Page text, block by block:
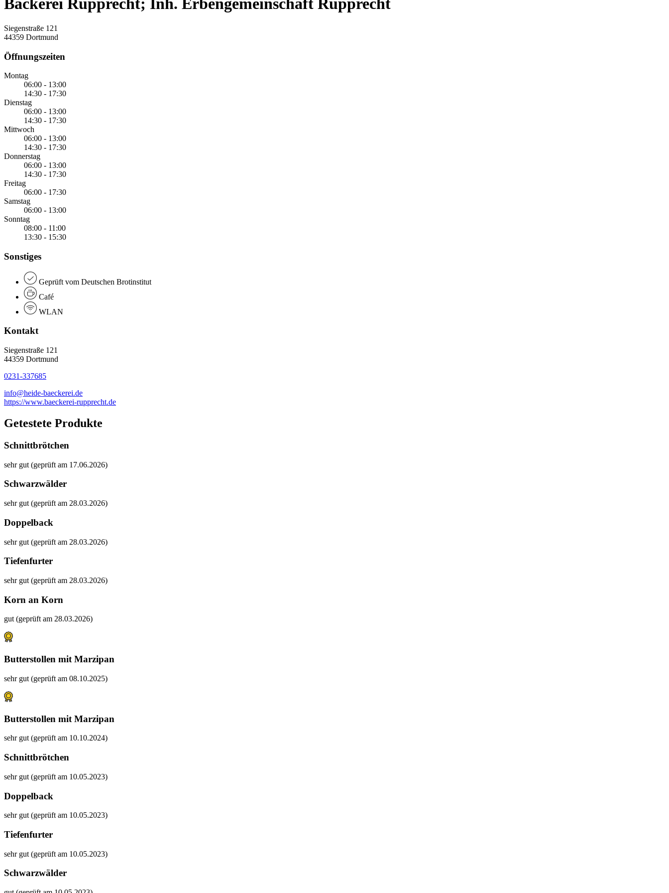
Bäckerei Rupprecht; Inh. Erbengemeinschaft Rupprecht
Siegenstraße 121
44359 Dortmund
Öffnungszeiten
Montag
06:00 - 13:00
14:30 - 17:30
Dienstag
06:00 - 13:00
14:30 - 17:30
Mittwoch
06:00 - 13:00
14:30 - 17:30
Donnerstag
06:00 - 13:00
14:30 - 17:30
Freitag
06:00 - 17:30
Samstag
06:00 - 13:00
Sonntag
08:00 - 11:00
13:30 - 15:30
Sonstiges
Geprüft vom Deutschen Brotinstitut
Café
WLAN
Kontakt
Siegenstraße 121
44359 Dortmund
0231-337685
info@heide-baeckerei.de
https://www.baeckerei-rupprecht.de
Getestete Produkte
Schnittbrötchen
sehr gut (geprüft am 17.06.2026)
Schwarzwälder
sehr gut (geprüft am 28.03.2026)
Doppelback
sehr gut (geprüft am 28.03.2026)
Tiefenfurter
sehr gut (geprüft am 28.03.2026)
Korn an Korn
gut (geprüft am 28.03.2026)
Butterstollen mit Marzipan
sehr gut (geprüft am 08.10.2025)
Butterstollen mit Marzipan
sehr gut (geprüft am 10.10.2024)
Schnittbrötchen
sehr gut (geprüft am 10.05.2023)
Doppelback
sehr gut (geprüft am 10.05.2023)
Tiefenfurter
sehr gut (geprüft am 10.05.2023)
Schwarzwälder